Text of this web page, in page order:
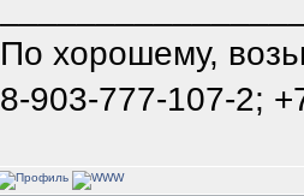
По хорошему,
8-903-777-107-2;